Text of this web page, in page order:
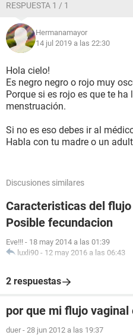
RESPUESTA 1 / 1
Hermanamayor
14 jul 2019 a las 22:30
Hola cielo!
Es negro negro o rojo muy
Porque si es rojo es que te
menstruación.
Si no es eso debes ir al
Habla con tu madre o un
Discusiones similares
Caracteristicas del
Posible fecundacion
Eve!!! - 18 may 2014 a las 01:39
luxli90 - 12 may 2016 a las 06:43
2 respuestas
por que mi flujo vaginal
duer - 28 jun 2012 a las 19:37